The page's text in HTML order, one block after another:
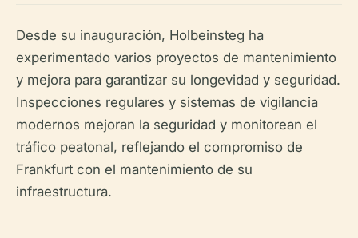
Desde su inauguración, Holbeinsteg ha
experimentado varios proyectos de mantenimiento
y mejora para garantizar su longevidad y seguridad.
Inspecciones regulares y sistemas de vigilancia
modernos mejoran la seguridad y monitorean el
tráfico peatonal, reflejando el compromiso de
Frankfurt con el mantenimiento de su
infraestructura.